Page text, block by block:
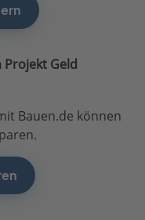
Projekt Geld
Bauen.de können